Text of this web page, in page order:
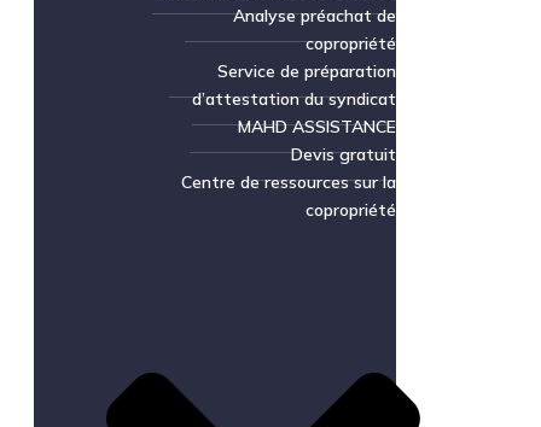
Analyse préachat de
copropriété
Service de préparation
d’attestation du syndicat
MAHD ASSISTANCE
Devis gratuit
Centre de ressources sur la
copropriété